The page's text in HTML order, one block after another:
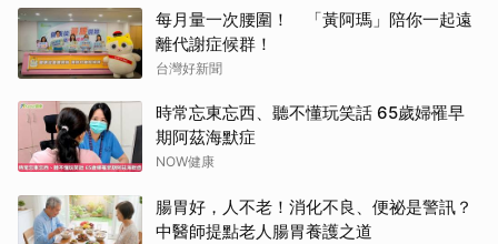
每月量一次腰圍！ 「黃阿瑪」陪你一起遠
離代謝症候群！
台灣好新聞
時常忘東忘西、聽不懂玩笑話 65歲婦罹早
期阿茲海默症
NOW健康
腸胃好，人不老！消化不良、便祕是警訊？
中醫師提點老人腸胃養護之道